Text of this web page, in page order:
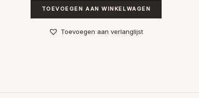
TOEVOEGEN AAN WINKELWAGEN
Toevoegen aan verlanglijst